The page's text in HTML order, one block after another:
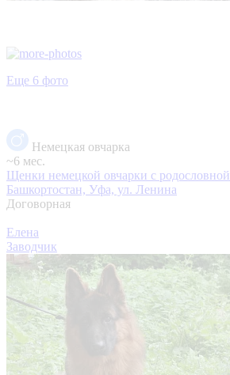
Еще 6 фото
Немецкая овчарка
~6 мес.
Щенки немецкой овчарки с родословной
Башкортостан, Уфа, ул. Ленина
Договорная
Елена
Заводчик